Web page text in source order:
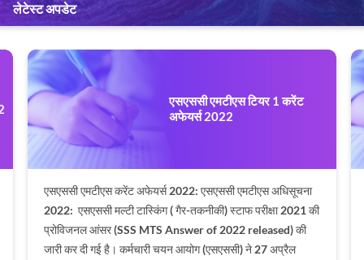
लेटेस्ट अपडेट
एसएससी एमटीएस टियर 1 करेंट
अफेयर्स 2022
एसएससी एमटीएस करेंट अफेयर्स 2022: एसएससी एमटीएस अधिसूचना
2022: एसएससी मल्टी टास्किंग ( गैर-तकनीकी) स्टाफ परीक्षा 2021 की
प्रोविजनल आंसर (SSS MTS Answer of 2022 released) की
जारी कर दी गई है। कर्मचारी चयन आयोग (एसएससी) ने 27 अप्रैल